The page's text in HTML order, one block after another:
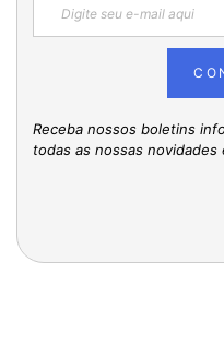
Receba nossos boletins
todas as nossas